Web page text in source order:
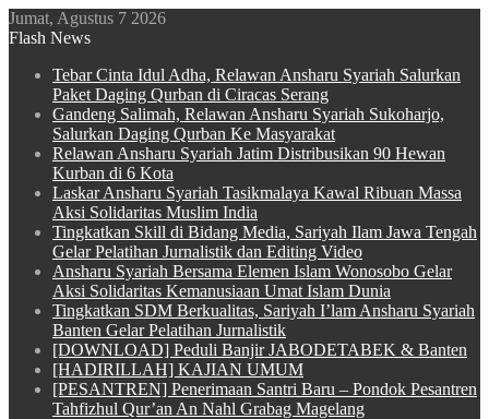
Jumat, Agustus 7 2026
Flash News
Tebar Cinta Idul Adha, Relawan Ansharu Syariah Salurkan
Paket Daging Qurban di Ciracas Serang
Gandeng Salimah, Relawan Ansharu Syariah Sukoharjo,
Salurkan Daging Qurban Ke Masyarakat
Relawan Ansharu Syariah Jatim Distribusikan 90 Hewan
Kurban di 6 Kota
Laskar Ansharu Syariah Tasikmalaya Kawal Ribuan Massa
Aksi Solidaritas Muslim India
Tingkatkan Skill di Bidang Media, Sariyah Ilam Jawa Tengah
Gelar Pelatihan Jurnalistik dan Editing Video
Ansharu Syariah Bersama Elemen Islam Wonosobo Gelar
Aksi Solidaritas Kemanusiaan Umat Islam Dunia
Tingkatkan SDM Berkualitas, Sariyah I’lam Ansharu Syariah
Banten Gelar Pelatihan Jurnalistik
[DOWNLOAD] Peduli Banjir JABODETABEK & Banten
[HADIRILLAH] KAJIAN UMUM
[PESANTREN] Penerimaan Santri Baru – Pondok Pesantren
Tahfizhul Qur’an An Nahl Grabag Magelang